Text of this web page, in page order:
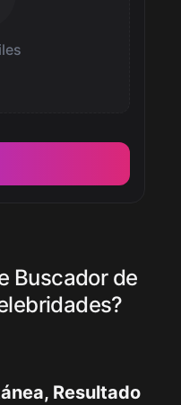
Buscador de
Resultado